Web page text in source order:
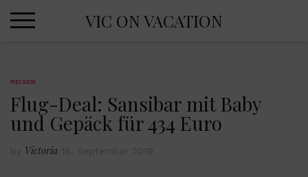
VIC ON VACATION
REISEN
Flug-Deal: Sansibar mit Baby
und Gepäck für 434 Euro
Victoria